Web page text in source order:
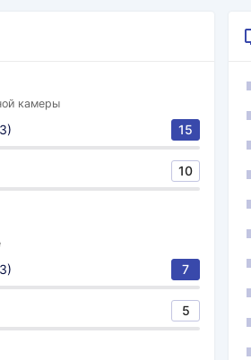
камеры
15
10
7
5